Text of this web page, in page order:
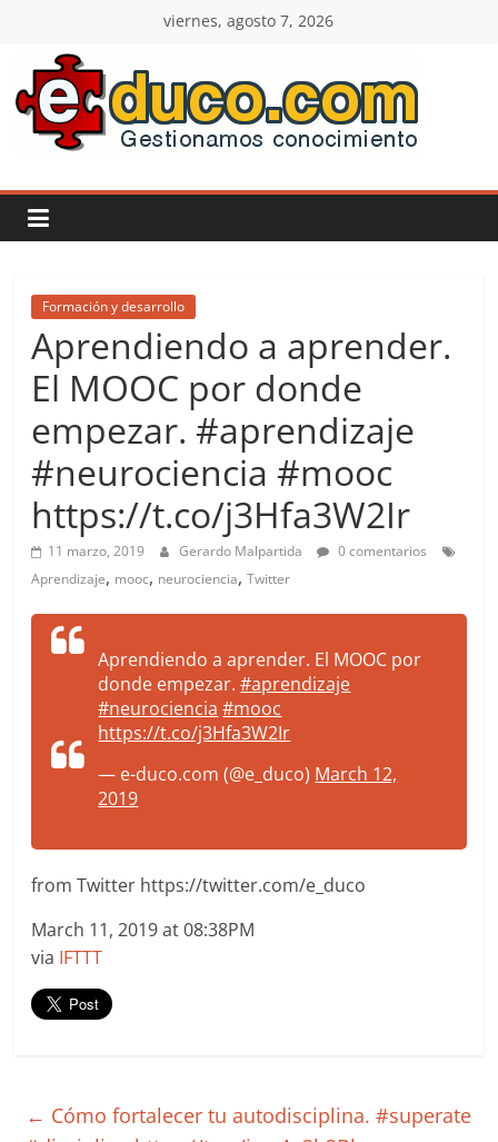
contenido
viernes, agosto 7, 2026
E-
duco:
Gestión
del
Conocimiento
Learn
more.
Do
more.
Be
more.
Formación y desarrollo
Aprendiendo a aprender.
El MOOC por donde
empezar. #aprendizaje
#neurociencia #mooc
https://t.co/j3Hfa3W2Ir
11 marzo, 2019 Gerardo Malpartida
0 comentarios
Aprendizaje, mooc, neurociencia,Twitter
Aprendiendo a aprender. El MOOC por
donde empezar.#aprendizaje
#neurociencia #mooc
https://t.co/j3Hfa3W2Ir
— e-duco.com (@e_duco) March 12,
2019
from Twitter https://twitter.com/e_duco
March 11, 2019 at 08:38PM
via IFTTT
← Cómo fortalecer tu autodisciplina. #superate